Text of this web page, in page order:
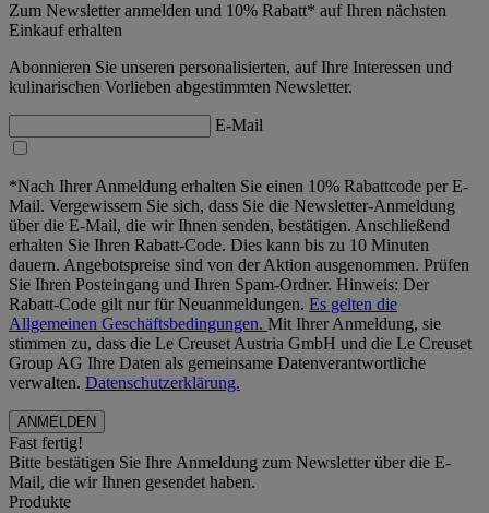
Zum Newsletter anmelden und 10% Rabatt* auf Ihren nächsten
Einkauf erhalten
Abonnieren Sie unseren personalisierten, auf Ihre Interessen und
kulinarischen Vorlieben abgestimmten Newsletter.
E-Mail
*Nach Ihrer Anmeldung erhalten Sie einen 10% Rabattcode per E-
Mail. Vergewissern Sie sich, dass Sie die Newsletter-Anmeldung
über die E-Mail, die wir Ihnen senden, bestätigen. Anschließend
erhalten Sie Ihren Rabatt-Code. Dies kann bis zu 10 Minuten
dauern. Angebotspreise sind von der Aktion ausgenommen. Prüfen
Sie Ihren Posteingang und Ihren Spam-Ordner. Hinweis: Der
Rabatt-Code gilt nur für Neuanmeldungen. Es gelten die
Allgemeinen Geschäftsbedingungen. Mit Ihrer Anmeldung, sie
stimmen zu, dass die Le Creuset Austria GmbH und die Le Creuset
Group AG Ihre Daten als gemeinsame Datenverantwortliche
verwalten. Datenschutzerklärung.
Fast fertig!
Bitte bestätigen Sie Ihre Anmeldung zum Newsletter über die E-
Mail, die wir Ihnen gesendet haben.
Produkte